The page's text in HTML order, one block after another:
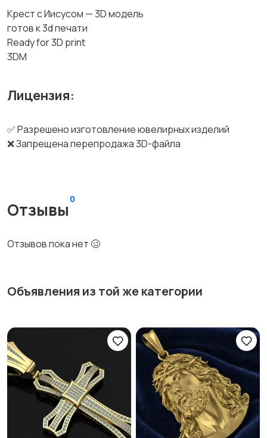
Крест с Иисусом — 3D модель
готов к 3d печати
Ready for 3D print
3DM
Лицензия:
✅ Разрешено изготовление ювелирных изделий
❌ Запрещена перепродажа 3D-файла
Отзывы
0
Отзывов пока нет 🥴
Объявления из той же категории